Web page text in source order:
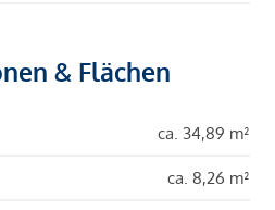
& Flächen
ca. 34,89 m²
ca. 8,26 m²